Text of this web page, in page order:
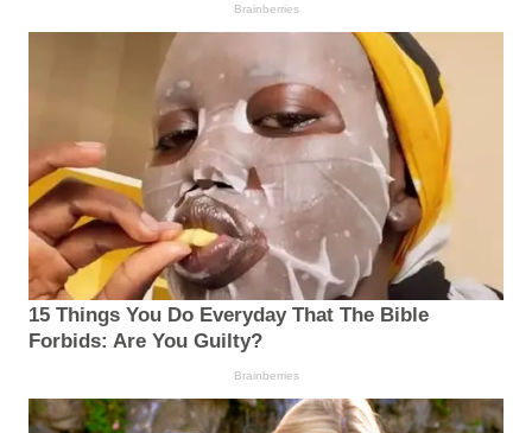
Brainberries
15 Things You Do Everyday That The Bible
Forbids: Are You Guilty?
Brainberries